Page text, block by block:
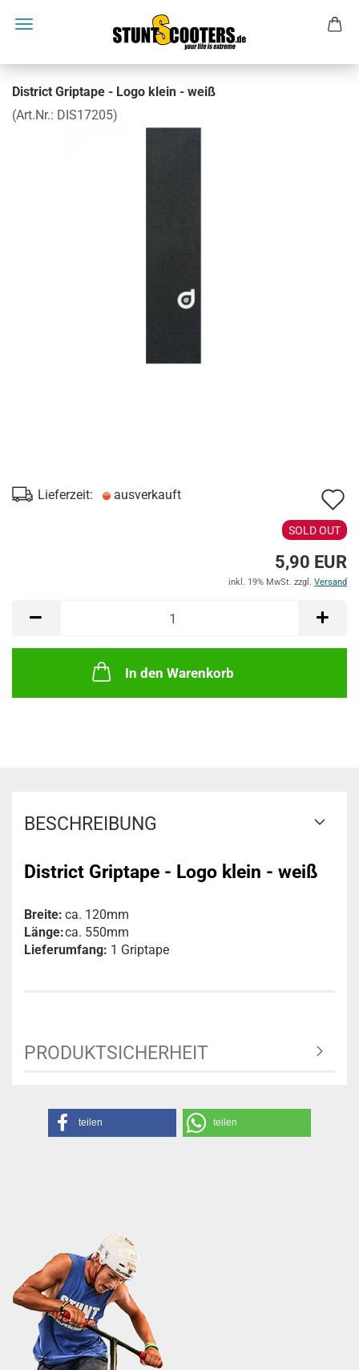
District Griptape - Logo klein - weiß
(Art.Nr.: DIS17205)
Lieferzeit: ausverkauft
SOLD OUT
5,90 EUR
inkl. 19% MwSt. zzgl. Versand
In den Warenkorb
BESCHREIBUNG
District Griptape - Logo klein - weiß
Breite:
Länge:
ca. 120mm
ca. 550mm
Lieferumfang: 1 Griptape
PRODUKTSICHERHEIT
teilen teilen